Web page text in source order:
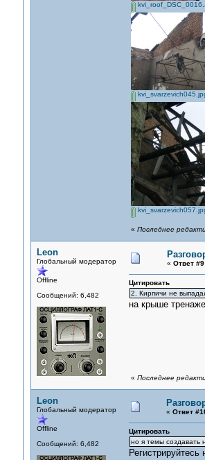
« Последнее
Leon
Глобальный модератор
Offline
Сообщений: 6,482
« Ответ #9
Цитировать
2. Кирпичи не
на крыше
« Последнее
Leon
Глобальный модератор
Offline
Сообщений: 6,482
« Ответ
Цитировать
но я темы создавать